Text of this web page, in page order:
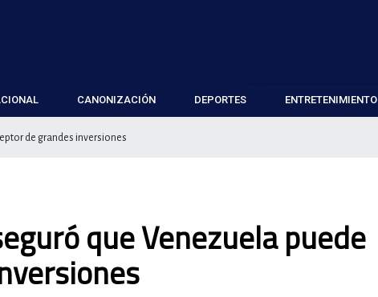
CANONIZACIÓN DEPORTES ENTRETENIMIENTO
de grandes inversiones
que Venezuela puede